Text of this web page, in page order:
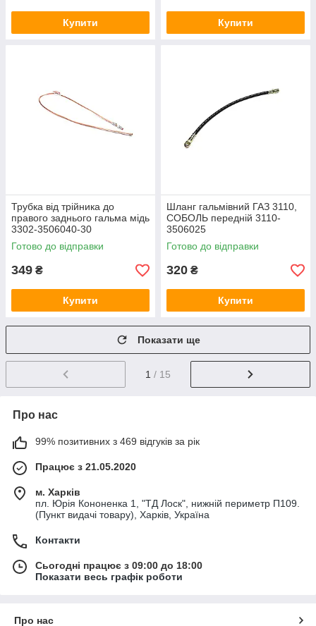
Купити Купити
Трубка від трійника до
правого заднього гальма мідь
3302-3506040-30
Готово до відправки
349 ₴
Купити
Шланг гальмівний ГАЗ 3110,
СОБОЛЬ передній 3110-
3506025
Готово до відправки
320 ₴
Купити
Показати ще
1 / 15
Про нас
99% позитивних з 469 відгуків за рік
Працює з 21.05.2020
м. Харків
пл. Юрія Кононенка 1, "ТД Лоск", нижній периметр П109.
(Пункт видачі товару), Харків, Україна
Контакти
Сьогодні працює з 09:00 до 18:00
Показати весь графік роботи
Про нас